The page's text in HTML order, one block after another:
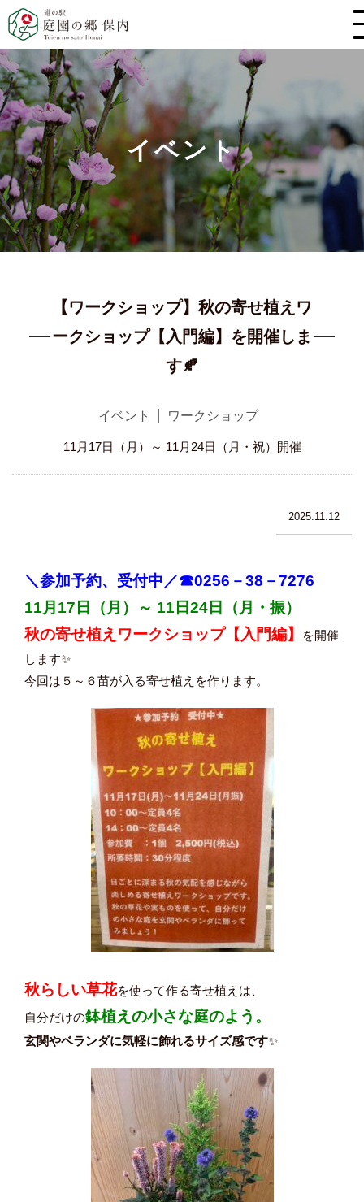
イベント
【ワークショップ】秋の寄せ植えワ
ークショップ【入門編】を開催しま
す🍂
イベント ワークショップ
11月17日（月）～ 11月24日（月・祝）開催
2025.11.12
＼参加予約、受付中／☎0256－38－7276
11月17日（月）～ 11日24日（月・振）
秋の寄せ植えワークショップ【入門編】
を開催
します✨
今回は５～６苗が入る寄せ植えを作ります。
秋らしい草花を使って作る寄せ植えは、
自分だけの鉢植えの小さな庭のよう。
玄関やベランダに気軽に飾れるサイズ感です✨